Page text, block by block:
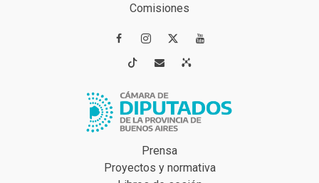
Comisiones
 
 
Prensa
Proyectos y normativa